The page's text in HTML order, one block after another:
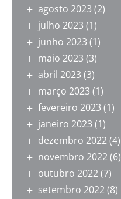
agosto 2023 (2)
julho 2023 (1)
junho 2023 (1)
maio 2023 (3)
abril 2023 (3)
março 2023 (1)
fevereiro 2023 (1)
janeiro 2023 (1)
dezembro 2022(4)
novembro 2022(6)
outubro 2022(7)
setembro 2022(8)